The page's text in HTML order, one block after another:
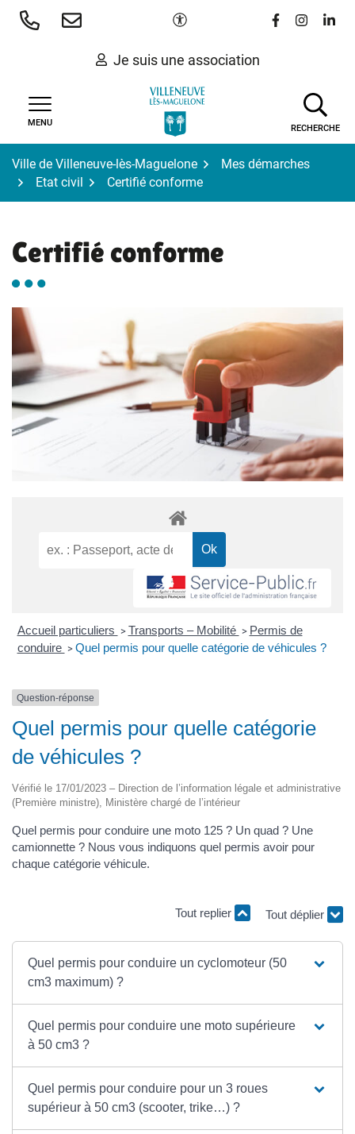
Aller
Paramètres d'accessibilité
Lien vers le
Lien vers
Lien
Je suis une association
MENU
RECHERCHE
Ville de Villeneuve-lès-Maguelone
Mes démarches
Etat civil
Certifié conforme
Certifié conforme
Accueil particuliers > Transports – Mobilité > Permis de
conduire > Quel permis pour quelle catégorie de véhicules ?
Question-réponse
Quel permis pour quelle catégorie
de véhicules ?
Vérifié le 17/01/2023 – Direction de l’information légale et administrative
(Première ministre), Ministère chargé de l’intérieur
Quel permis pour conduire une moto 125 ? Un quad ? Une
camionnette ? Nous vous indiquons quel permis avoir pour
chaque catégorie véhicule.
Tout replier Tout déplier
Quel permis pour conduire un cyclomoteur (50
cm3 maximum) ?
Quel permis pour conduire une moto supérieure
à 50 cm3 ?
Quel permis pour conduire pour un 3 roues
supérieur à 50 cm3 (scooter, trike…) ?